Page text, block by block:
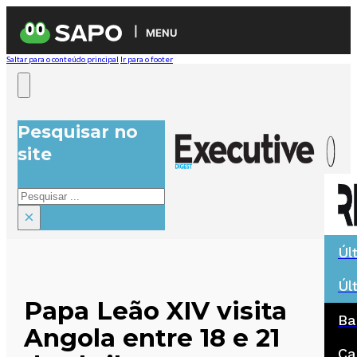
MENU
Saltar para o conteúdo principal Ir para o footer
Pesquisar no
site
Pesquisar
×
Papa Leão XIV visita
Angola entre 18 e 21